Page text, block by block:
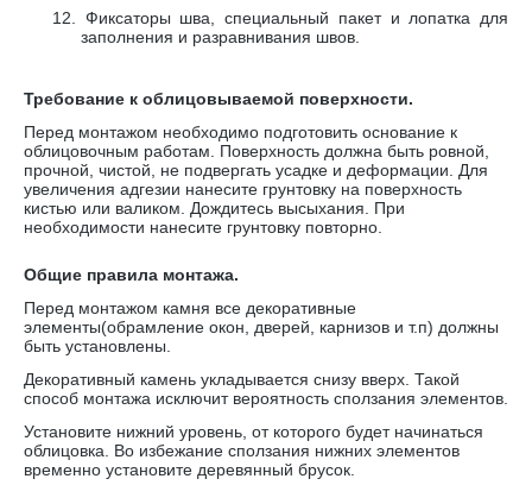
12. Фиксаторы шва, специальный пакет и лопатка для
заполнения и разравнивания швов.
Требование к облицовываемой поверхности.
Перед монтажом необходимо подготовить основание к
облицовочным работам. Поверхность должна быть ровной,
прочной, чистой, не подвергать усадке и деформации. Для
увеличения адгезии нанесите грунтовку на поверхность
кистью или валиком. Дождитесь высыхания. При
необходимости нанесите грунтовку повторно.
Общие правила монтажа.
Перед монтажом камня все декоративные
элементы(обрамление окон, дверей, карнизов и т.п) должны
быть установлены.
Декоративный камень укладывается снизу вверх. Такой
способ монтажа исключит вероятность сползания элементов.
Установите нижний уровень, от которого будет начинаться
облицовка. Во избежание сползания нижних элементов
временно установите деревянный брусок.